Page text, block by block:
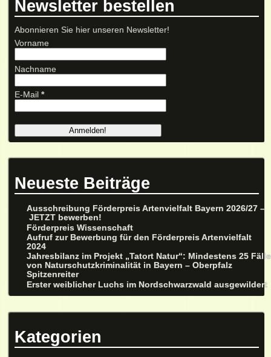
Newsletter bestellen
Abonnieren Sie hier unseren Newsletter!
Vorname
Nachname
E-Mail *
Neueste Beiträge
Ausschreibung Förderpreis Artenvielfalt Bayern 2026/27 –
JETZT bewerben!
Förderpreis Wissenschaft
Aufruf zur Bewerbung für den Förderpreis Artenvielfalt
2024
Jahresbilanz im Projekt „Tatort Natur“: Mindestens 25 Fälle
von Naturschutzkriminalität in Bayern – Oberpfalz
Spitzenreiter
Erster weiblicher Luchs im Nordschwarzwald ausgewildert
Kategorien